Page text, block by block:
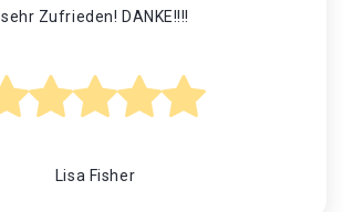
sehr Zufrieden! DANKE!!!!
Lisa Fisher